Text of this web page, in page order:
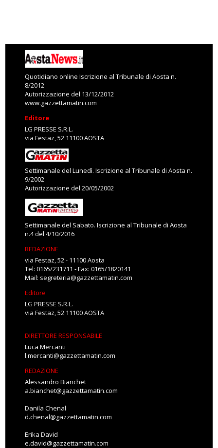
Quotidiano online Iscrizione al Tribunale di Aosta n.
8/2012
Autorizzazione del 13/12/2012
www.gazzettamatin.com
Editore
LG PRESSE S.R.L.
via Festaz, 52 11100 AOSTA
Settimanale del Lunedì. Iscrizione al Tribunale di Aosta n.
9/2002
Autorizzazione del 20/05/2002
Settimanale del Sabato. Iscrizione al Tribunale di Aosta
n.4 del 4/10/2016
REDAZIONE
via Festaz, 52 - 11100 Aosta
Tel: 0165/231711 - Fax: 0165/1820141
Mail: segreteria@gazzettamatin.com
Editore
LG PRESSE S.R.L.
via Festaz, 52 11100 AOSTA
DIRETTORE RESPONSABILE
Luca Mercanti
l.mercanti@gazzettamatin.com
REDAZIONE
Alessandro Bianchet
a.bianchet@gazzettamatin.com
Danila Chenal
d.chenal@gazzettamatin.com
Erika David
e.david@gazzettamatin.com